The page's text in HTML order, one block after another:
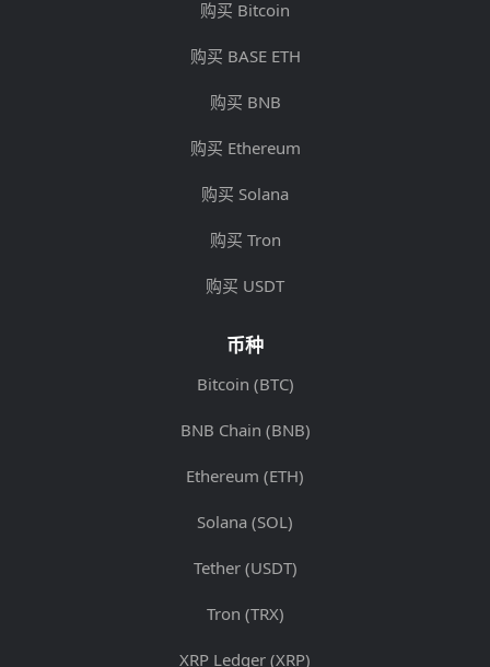
购买 Bitcoin
购买 BASE ETH
购买 BNB
购买 Ethereum
购买 Solana
购买 Tron
购买 USDT
币种
Bitcoin (BTC)
BNB Chain (BNB)
Ethereum (ETH)
Solana (SOL)
Tether (USDT)
Tron (TRX)
XRP Ledger (XRP)